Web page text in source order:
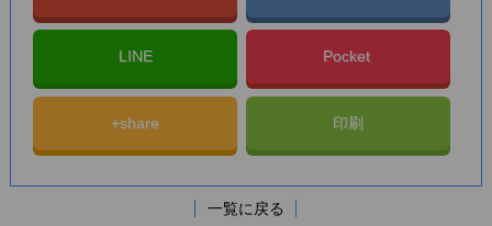
LINE Pocket
+share 印刷
一覧に戻る